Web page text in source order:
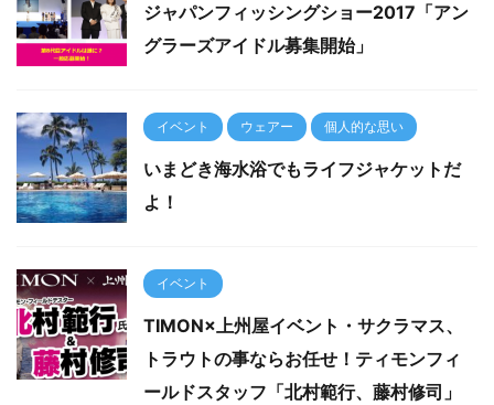
ジャパンフィッシングショー2017「アン
グラーズアイドル募集開始」
イベント ウェアー 個人的な思い
いまどき海水浴でもライフジャケットだ
よ！
イベント
TIMON×上州屋イベント・サクラマス、
トラウトの事ならお任せ！ティモンフィ
ールドスタッフ「北村範行、藤村修司」